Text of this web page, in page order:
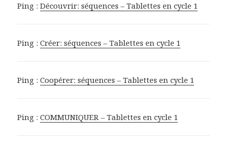
Ping :Découvrir: séquences – Tablettes en cycle 1
Ping :Créer: séquences – Tablettes en cycle 1
Ping :Coopérer: séquences – Tablettes en cycle 1
Ping :COMMUNIQUER – Tablettes en cycle 1